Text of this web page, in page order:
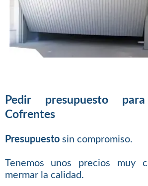
Pedir presupuesto
Cofrentes
Presupuestosin compromiso.
Tenemos unos precios muy
mermar la calidad.